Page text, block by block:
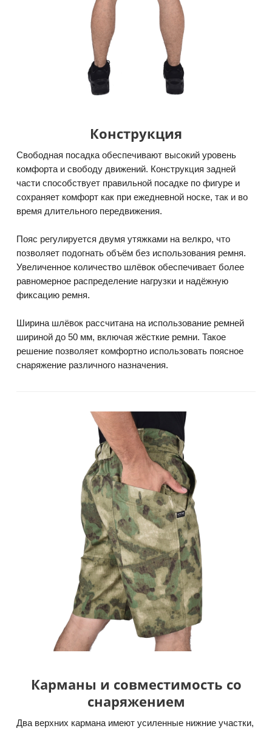
Конструкция
Свободная посадка обеспечивают высокий уровень
комфорта и свободу движений. Конструкция задней
части способствует правильной посадке по фигуре и
сохраняет комфорт как при ежедневной носке, так и во
время длительного передвижения.
Пояс регулируется двумя утяжками на велкро, что
позволяет подогнать объём без использования ремня.
Увеличенное количество шлёвок обеспечивает более
равномерное распределение нагрузки и надёжную
фиксацию ремня.
Ширина шлёвок рассчитана на использование ремней
шириной до 50 мм, включая жёсткие ремни. Такое
решение позволяет комфортно использовать поясное
снаряжение различного назначения.
Карманы и совместимость со
снаряжением
Два верхних кармана имеют усиленные нижние участки,